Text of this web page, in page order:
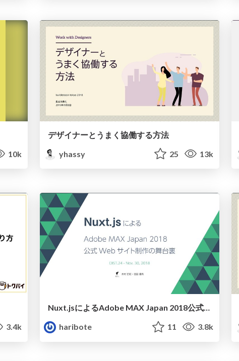
10k
デザイナーとうまく協働する方法
yhassy
25 13k
3.4k
haribote
11 3.8k